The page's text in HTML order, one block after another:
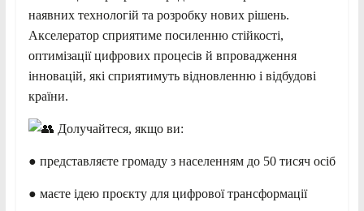
наявних технологій та розробку нових рішень.
Акселератор сприятиме посиленню стійкості,
оптимізації цифрових процесів й впровадження
інновацій, які сприятимуть відновленню і відбудові
країни.
Долучайтеся, якщо ви:
● представляєте громаду з населенням до 50 тисяч осіб
● маєте ідею проєкту для цифрової трансформації